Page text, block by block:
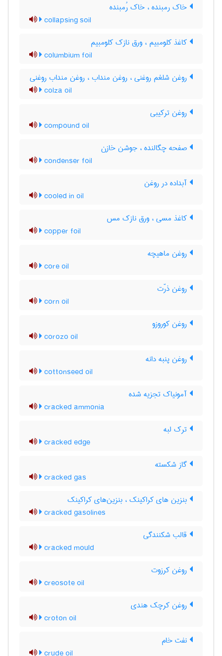
خاک رمبنده ، خاک رُمبنده
collapsing soil
کاغذ کلومبیم ، ورق نازک کلومبیم
columbium foil
روغن شلغم روغنی ، روغن منداب ، روغن منداب روغنی
colza oil
روغن ترکیبی
compound oil
صفحه چگالنده ، جوشن خازن
condenser foil
آبداده در روغن
cooled in oil
کاغذ مسی ، ورق نازک مس
copper foil
روغن ماهیچه
core oil
روغن ذرّت
corn oil
روغن کوروزو
corozo oil
روغن پنبه دانه
cottonseed oil
آمونیاک تجزیه شده
cracked ammonia
ترک لبه
cracked edge
گاز شکسته
cracked gas
بنزین های کراکینک ، بنزین‌های کراکینک
cracked gasolines
قالب شکنندگی
cracked mould
روغن کرزوت
creosote oil
روغن کرچک هندی
croton oil
نفت خام